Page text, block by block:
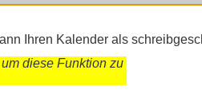
Ihren Kalender als
diese Funktion zu